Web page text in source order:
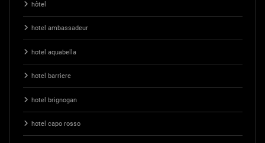
hôtel
hotel ambassadeur
hotel aquabella
hotel barriere
hotel brignogan
hotel capo rosso